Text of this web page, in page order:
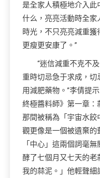
是全家人積極地介入
什么，亮亮活動時全家
時光，不只亮亮減重
更瘦更安康了。”
“迷信減重不克不
重時切忌急于求成，切
用減肥藥物。”李倩提
終極醬料師》第一章
那間被稱為「宇宙水
觀更像是一個被遺棄
「中心」這兩個詞毫
酵了七個月又七天的老
我的蒜泥。」他輕聲細